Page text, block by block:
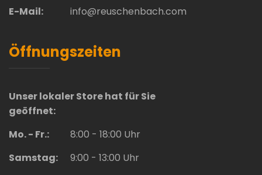
E-Mail:
info@reuschenbach.com
Öffnungszeiten
Unser lokaler Store hat für Sie
geöffnet:
Mo. - Fr.:
8:00 - 18:00 Uhr
Samstag:
9:00 - 13:00 Uhr